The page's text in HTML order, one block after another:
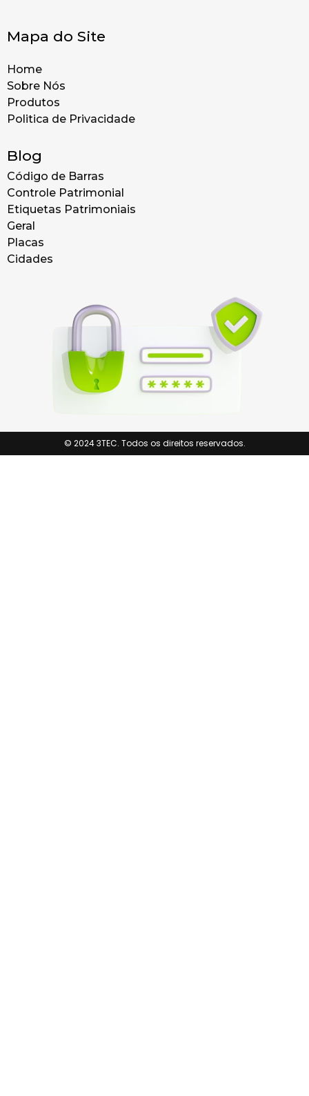
Mapa do Site
Home
Sobre Nós
Produtos
Politica de Privacidade
Blog
Código de Barras
Controle Patrimonial
Etiquetas Patrimoniais
Geral
Placas
Cidades
© 2024 3TEC. Todos os direitos reservados.